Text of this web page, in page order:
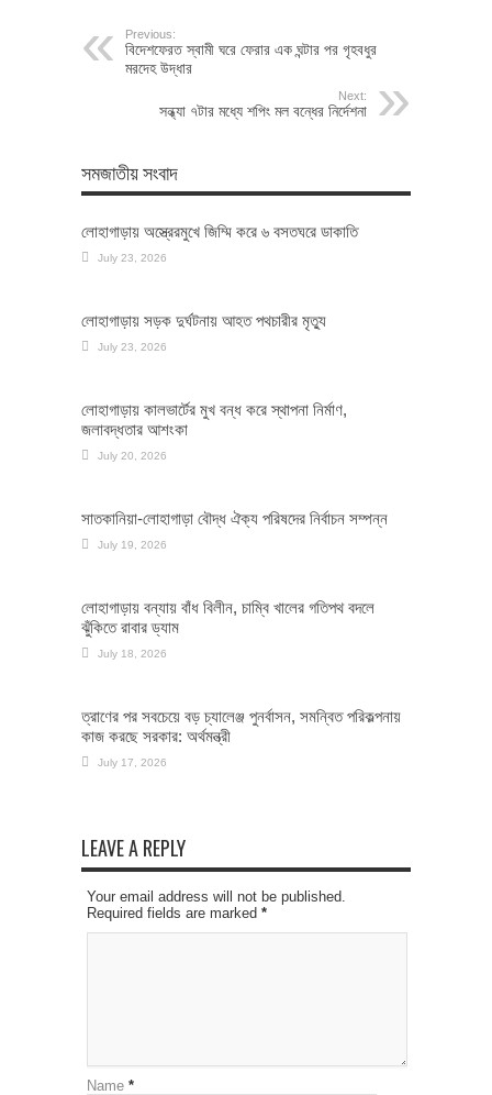
Previous:
বিদেশফেরত স্বামী ঘরে ফেরার এক ঘন্টার পর গৃহবধুর
মরদেহ উদ্ধার
Next:
সন্ধ্যা ৭টার মধ্যে শপিং মল বন্ধের নির্দেশনা
সমজাতীয় সংবাদ
লোহাগাড়ায় অস্ত্রেরমুখে জিম্মি করে ৬ বসতঘরে ডাকাতি
July 23, 2026
লোহাগাড়ায় সড়ক দুর্ঘটনায় আহত পথচারীর মৃত্যু
July 23, 2026
লোহাগাড়ায় কালভার্টের মুখ বন্ধ করে স্থাপনা নির্মাণ,
জলাবদ্ধতার আশংকা
July 20, 2026
সাতকানিয়া-লোহাগাড়া বৌদ্ধ ঐক্য পরিষদের নির্বাচন সম্পন্ন
July 19, 2026
লোহাগাড়ায় বন্যায় বাঁধ বিলীন, চাম্বি খালের গতিপথ বদলে
ঝুঁকিতে রাবার ড্যাম
July 18, 2026
ত্রাণের পর সবচেয়ে বড় চ্যালেঞ্জ পুনর্বাসন, সমন্বিত পরিকল্পনায়
কাজ করছে সরকার: অর্থমন্ত্রী
July 17, 2026
LEAVE A REPLY
Your email address will not be published.
Required fields are marked *
Name *